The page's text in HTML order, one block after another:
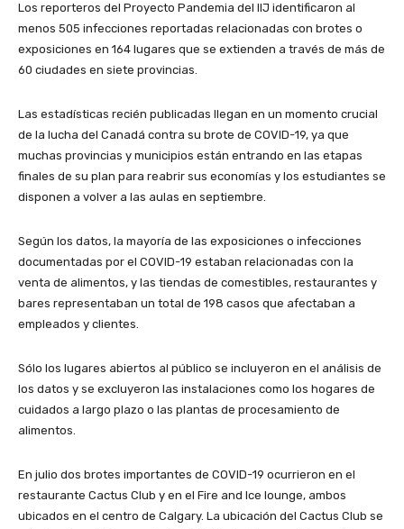
Los reporteros del Proyecto Pandemia del IIJ identificaron al
menos 505 infecciones reportadas relacionadas con brotes o
exposiciones en 164 lugares que se extienden a través de más de
60 ciudades en siete provincias.
Las estadísticas recién publicadas llegan en un momento crucial
de la lucha del Canadá contra su brote de COVID-19, ya que
muchas provincias y municipios están entrando en las etapas
finales de su plan para reabrir sus economías y los estudiantes se
disponen a volver a las aulas en septiembre.
Según los datos, la mayoría de las exposiciones o infecciones
documentadas por el COVID-19 estaban relacionadas con la
venta de alimentos, y las tiendas de comestibles, restaurantes y
bares representaban un total de 198 casos que afectaban a
empleados y clientes.
Sólo los lugares abiertos al público se incluyeron en el análisis de
los datos y se excluyeron las instalaciones como los hogares de
cuidados a largo plazo o las plantas de procesamiento de
alimentos.
En julio dos brotes importantes de COVID-19 ocurrieron en el
restaurante Cactus Club y en el Fire and Ice lounge, ambos
ubicados en el centro de Calgary. La ubicación del Cactus Club se